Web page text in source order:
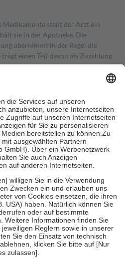
stellt der Arzt ein
sie in der Apotheke. Die
übernimmt in der Regel die
einen Teil davon als Zuzahlung
Zuzahlungen in Höhe von zehn
jedoch nie mehr als die tatsächlichen
auch für Online-Apotheken.
Krankenpflege beträgt die
sowie zehn Euro je
für ihre eigene Gesundheit zu
der Familie zu unterstützen,
zum vollendeten 18. Lebensjahr
und Früherkennung, die von der